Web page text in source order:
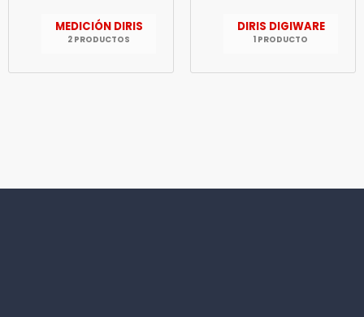
MEDICIÓN DIRIS
2 PRODUCTOS
DIRIS DIGIWARE
1 PRODUCTO